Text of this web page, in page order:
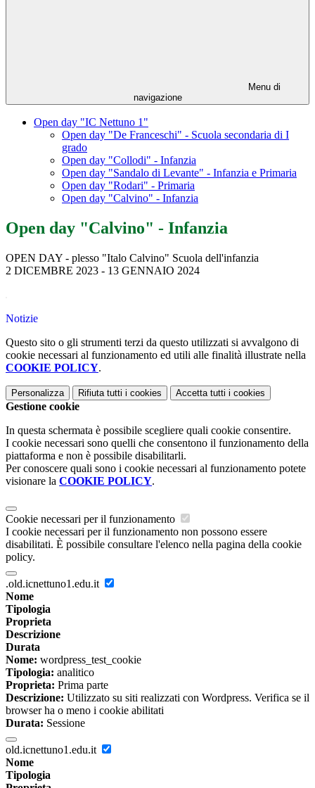
Menu di
navigazione
Open day "IC Nettuno 1"
Open day "De Franceschi" - Scuola secondaria di I
grado
Open day "Collodi" - Infanzia
Open day "Sandalo di Levante" - Infanzia e Primaria
Open day "Rodari" - Primaria
Open day "Calvino" - Infanzia
Open day "Calvino" - Infanzia
OPEN DAY - plesso "Italo Calvino" Scuola dell'infanzia
2 DICEMBRE 2023 - 13 GENNAIO 2024
Notizie
Questo sito o gli strumenti terzi da questo utilizzati si avvalgono di
cookie necessari al funzionamento ed utili alle finalità illustrate nella
COOKIE POLICY.
Personalizza Rifiuta tutti i cookies Accetta tutti i cookies
Gestione cookie
In questa schermata è possibile scegliere quali cookie consentire.
I cookie necessari sono quelli che consentono il funzionamento della
piattaforma e non è possibile disabilitarli.
Per conoscere quali sono i cookie necessari al funzionamento potete
visionare la COOKIE POLICY.
Cookie necessari per il funzionamento
I cookie necessari per il funzionamento non possono essere
disabilitati. È possibile consultare l'elenco nella pagina della cookie
policy.
.old.icnettuno1.edu.it
Nome
Tipologia
Proprieta
Descrizione
Durata
Nome: wordpress_test_cookie
Tipologia: analitico
Proprieta: Prima parte
Descrizione: Utilizzato su siti realizzati con Wordpress. Verifica se il
browser ha o meno i cookie abilitati
Durata: Sessione
old.icnettuno1.edu.it
Nome
Tipologia